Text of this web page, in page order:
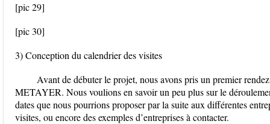
[pic 29]
[pic 30]
3) Conception du calendrier des visites
Avant de débuter le projet, nous avons pris un premier
METAYER. Nous voulions en savoir un peu plus sur le
dates que nous pourrions proposer par la suite aux différentes
visites, ou encore des exemples d’entreprises à contacter.